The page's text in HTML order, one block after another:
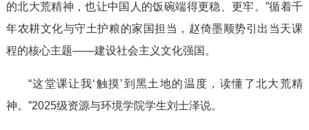
的北大荒精神，也让中国人的饭碗端得更稳、更牢。”循着千
年农耕文化与守土护粮的家国担当，赵倚墨顺势引出当天课
程的核心主题——建设社会主义文化强国。
“这堂课让我‘触摸’到黑土地的温度，读懂了北大荒精
神。”2025级资源与环境学院学生刘士泽说。